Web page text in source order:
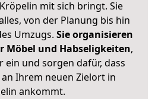
mit sich bringt. Sie
von der Planung bis hin
Umzugs. Sie organisieren
Möbel und Habseligkeiten,
ein und sorgen dafür, dass
Ihrem neuen Zielort in
ankommt.